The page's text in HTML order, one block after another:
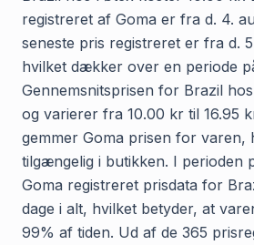
registreret af Goma er fra d. 4.
seneste pris registreret er fra d.
hvilket dækker over en periode
Gennemsnitsprisen for Brazil
og varierer fra 10.00 kr til 16.95
gemmer Goma prisen for varen,
tilgængelig i butikken. I perioden
Goma registreret prisdata for
dage i alt, hvilket betyder, at
99% af tiden. Ud af de 365